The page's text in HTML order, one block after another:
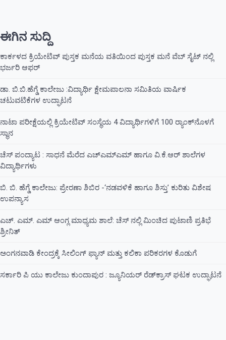
ಈಗಿನ ಸುದ್ದಿ
ಕಾರ್ಕಳದ ಕ್ರಿಯೇಟಿವ್ ಪುಸ್ತಕ ಮನೆಯ ವತಿಯಿಂದ ಪುಸ್ತಕ ಮನೆ ವೆಬ್ ಸೈಟ್ ನಲ್ಲಿ
ಭರ್ಜರಿ ಆಫರ್
ಡಾ. ಬಿ.ಬಿ.ಹೆಗ್ಡೆ ಕಾಲೇಜು :ವಿದ್ಯಾರ್ಥಿ ಕ್ಷೇಮಪಾಲನಾ ಸಮಿತಿಯ ವಾರ್ಷಿಕ
ಚಟುವಟಿಕೆಗಳ ಉದ್ಘಾಟನೆ
ನಾಟಾ ಪರೀಕ್ಷೆಯಲ್ಲಿ ಕ್ರಿಯೇಟಿವ್ ಸಂಸ್ಥೆಯ 4 ವಿದ್ಯಾರ್ಥಿಗಳಿಗೆ 100 ರ‍್ಯಾಂಕ್‌ನೊಳಗೆ
ಸ್ಥಾನ
ಚೆಸ್ ಪಂದ್ಯಾಟ : ಸಾಧನೆ ಮೆರೆದ ಎಚ್ಎಮ್ಎಮ್ ಹಾಗೂ ವಿ.ಕೆ.ಆರ್ ಶಾಲೆಗಳ
ವಿದ್ಯಾರ್ಥಿಗಳು
ಬಿ. ಬಿ. ಹೆಗ್ಡೆ ಕಾಲೇಜು: ಪ್ರೇರಣಾ ಶಿಬಿರ -‘ನಡವಳಿಕೆ ಹಾಗೂ ಶಿಸ್ತು’ ಕುರಿತು ವಿಶೇಷ
ಉಪನ್ಯಾಸ
ಎಚ್. ಎಮ್. ಎಮ್ ಆಂಗ್ಲ ಮಾಧ್ಯಮ ಶಾಲೆ: ಚೆಸ್ ನಲ್ಲಿ ಮಿಂಚಿದ ಪುಟಾಣಿ ಪ್ರತಿಭೆ
ಶ್ರೀನಿತ್
ಅಂಗನವಾಡಿ ಕೇಂದ್ರಕ್ಕೆ ಸೀಲಿಂಗ್ ಫ್ಯಾನ್ ಮತ್ತು ಕಲಿಕಾ ಪರಿಕರಗಳ ಕೊಡುಗೆ
ಸರ್ಕಾರಿ ಪಿ ಯು ಕಾಲೇಜು ಕುಂದಾಪುರ : ಜ್ಯೂನಿಯರ್‌ ರೆಡ್‌ಕ್ರಾಸ್‌ ಘಟಕ ಉದ್ಘಾಟನೆ